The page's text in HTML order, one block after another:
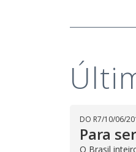
DO R7/10/06/
Para
O Brasil